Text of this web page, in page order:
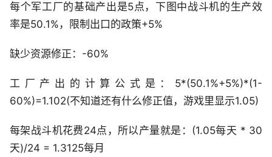
每个军工厂的基础产出是5点，下图中战斗机的生产效
率是50.1%，限制出口的政策+5%
缺少资源修正：-60%
工厂产出的计算公式是：5*(50.1%+5%)*(1-
60%)=1.102(不知道还有什么修正值，游戏里显示1.05)
每架战斗机花费24点，所以产量就是：(1.05每天 * 30
天)/24 = 1.3125每月